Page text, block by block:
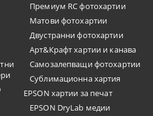
Премиум RC фотохартии
Матови фотохартии
Двустранни фотохартии
Арт&Крафт хартии и канава
Самозалепващи фотохартии
Сублимационна хартия
EPSON хартии за печат
EPSON DryLab медии